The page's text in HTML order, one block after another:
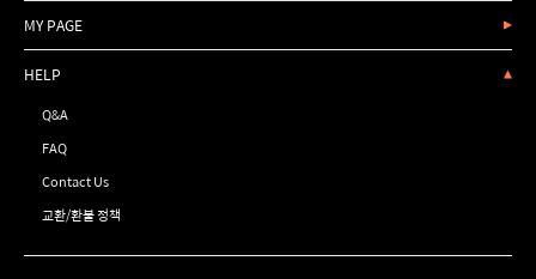
MY PAGE
HELP
Q&A
FAQ
Contact Us
교환/환불 정책